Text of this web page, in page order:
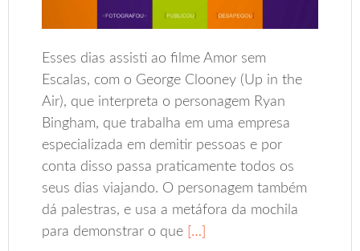
Esses dias assisti ao filme Amor sem
Escalas, com o George Clooney (Up in the
Air), que interpreta o personagem Ryan
Bingham, que trabalha em uma empresa
especializada em demitir pessoas e por
conta disso passa praticamente todos os
seus dias viajando. O personagem também
dá palestras, e usa a metáfora da mochila
para demonstrar o que […]